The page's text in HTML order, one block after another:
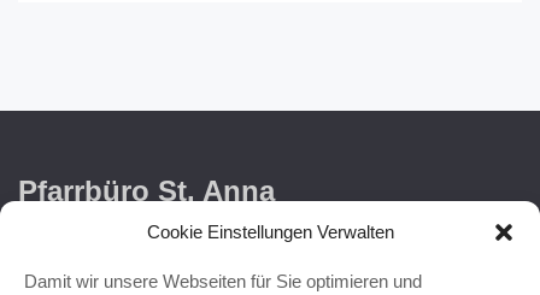
Cookie Einstellungen Verwalten
Damit wir unsere Webseiten für Sie optimieren und
Pfarrbüro St. Anna
48485 Neuenkirchen